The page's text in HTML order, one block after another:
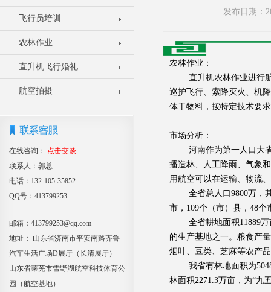
飞行员培训
农林作业
直升机飞行婚礼
航空拍摄
在线咨询：
点击交谈
联系人：郭总
电话：132-105-35852
QQ号：413799253
邮箱：413799253@qq.com
地址： 山东省济南市平安南路齐鲁
汽车生活广场D展厅（长清展厅）
山东省莱芜市雪野湖航空科技体育公
园（航空基地）
发布日期：
农林作业：
直升机农林作业进行航
巡护飞行、索降灭火、机
体干物料，按特定技术要
市场分析：
河南作为第一人口大省
播造林、人工降雨、气象
用航空可以在运输、物流
全省总人口9800万，其
市，109个（市）县，48个
全省耕地面积11889万
的生产基地之一。粮食产
烟叶、豆类、芝麻等农产
我省有林地面积为5048
林面积2271.3万亩，为“九